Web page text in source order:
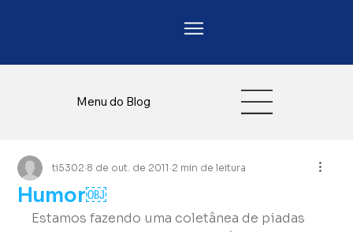
Menu do Blog
Humor￼
ti5302 8 de out. de 2011 2 min de leitura
Estamos fazendo uma coletânea de piadas